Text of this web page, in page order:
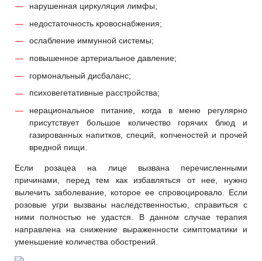
нарушенная циркуляция лимфы;
недостаточность кровоснабжения;
ослабление иммунной системы;
повышенное артериальное давление;
гормональный дисбаланс;
психовегетативные расстройства;
нерациональное питание, когда в меню регулярно
присутствует большое количество горячих блюд и
газированных напитков, специй, копченостей и прочей
вредной пищи.
Если розацеа на лице вызвана перечисленными
причинами, перед тем как избавляться от нее, нужно
вылечить заболевание, которое ее спровоцировало. Если
розовые угри вызваны наследственностью, справиться с
ними полностью не удастся. В данном случае терапия
направлена на снижение выраженности симптоматики и
уменьшение количества обострений.